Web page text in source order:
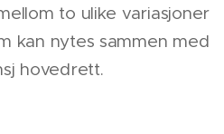
to ulike variasjoner
kan nytes sammen med
hovedrett.